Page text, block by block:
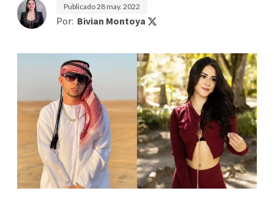
Publicado28 may. 2022
Por: Bivian Montoya